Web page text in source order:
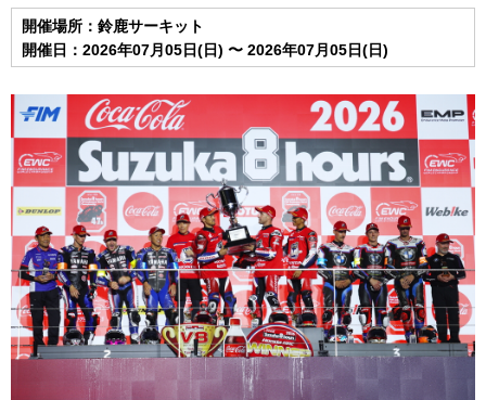
開催場所：鈴鹿サーキット
開催日：2026年07月05日(日) 〜 2026年07月05日(日)